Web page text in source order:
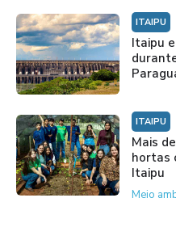
ITAIPU
Itaipu
ITAIPU
Mais
hortas
Itaipu
Meio